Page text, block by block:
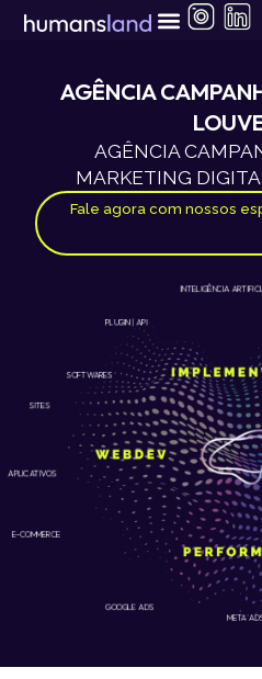
para
conteúdoAGÊNCIA
AGÊNCIA
MARKETING
Fale agora com nossos
GOOGLE ADS
APLICATIVOS
SITES
E-COMMERCE
META
INTELIGÊNCIA
PLUGIN | API
SOFTWARES